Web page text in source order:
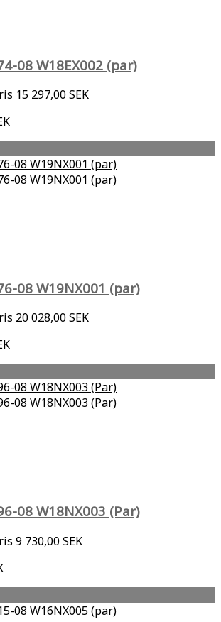
08 W18EX002 (par)
15 297,00 SEK
08 W19NX001 (par)
20 028,00 SEK
08 W18NX003 (Par)
9 730,00 SEK